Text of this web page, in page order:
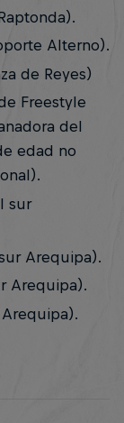
Alterno).
de Reyes)
Freestyle
del
edad no
sur
Arequipa).
Arequipa).